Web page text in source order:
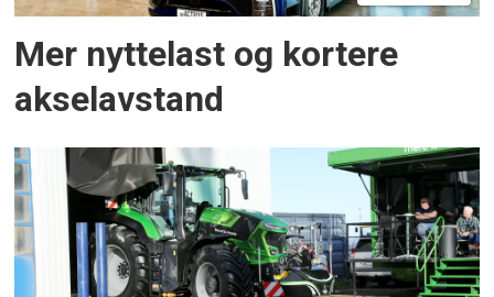
Mer nyttelast og kortere
akselavstand